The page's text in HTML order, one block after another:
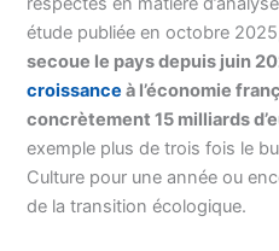
étude publiée en octobre
secoue le pays depuis juin
croissance à l’économie
concrètement 15 milliards
exemple plus de trois fois le
Culture pour une année ou
de la transition écologique.